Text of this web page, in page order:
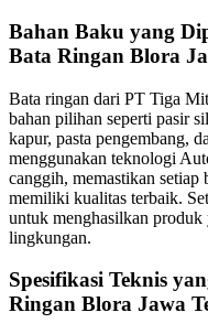
Bahan Baku yang
Bata Ringan Blora
Bata ringan dari PT Tiga
bahan pilihan seperti pasir
kapur, pasta pengembang,
menggunakan teknologi
canggih, memastikan
memiliki kualitas terbaik.
untuk menghasilkan produk
lingkungan.
Spesifikasi Teknis
Ringan Blora Jawa